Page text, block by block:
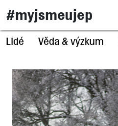
#myjsmeujep
Lidé Věda & výzkum